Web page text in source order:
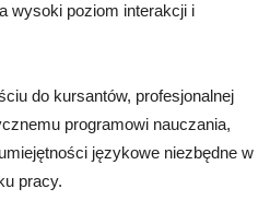
wysoki poziom interakcji i
do kursantów, profesjonalnej
programowi nauczania,
językowe niezbędne w
pracy.